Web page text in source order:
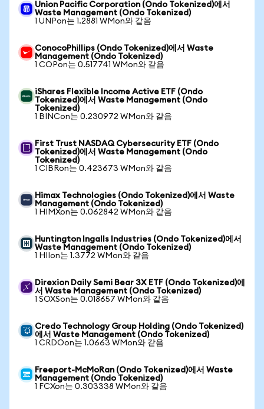
Union Pacific Corporation (Ondo Tokenized)에서
Waste Management (Ondo Tokenized)
1 UNPon는 1.2881 WMon와 같음
ConocoPhillips (Ondo Tokenized)에서 Waste
Management (Ondo Tokenized)
1 COPon는 0.517741 WMon와 같음
iShares Flexible Income Active ETF (Ondo
Tokenized)에서 Waste Management (Ondo
Tokenized)
1 BINCon는 0.230972 WMon와 같음
First Trust NASDAQ Cybersecurity ETF (Ondo
Tokenized)에서 Waste Management (Ondo
Tokenized)
1 CIBRon는 0.423673 WMon와 같음
Himax Technologies (Ondo Tokenized)에서 Waste
Management (Ondo Tokenized)
1 HIMXon는 0.062842 WMon와 같음
Huntington Ingalls Industries (Ondo Tokenized)에서
Waste Management (Ondo Tokenized)
1 HIIon는 1.3772 WMon와 같음
Direxion Daily Semi Bear 3X ETF (Ondo Tokenized)에
서 Waste Management (Ondo Tokenized)
1 SOXSon는 0.018657 WMon와 같음
Credo Technology Group Holding (Ondo Tokenized)
에서 Waste Management (Ondo Tokenized)
1 CRDOon는 1.0663 WMon와 같음
Freeport-McMoRan (Ondo Tokenized)에서 Waste
Management (Ondo Tokenized)
1 FCXon는 0.303338 WMon와 같음